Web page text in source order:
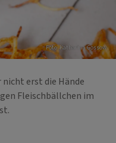
Foto: Katharina Gossow
erst die Hände
Fleischbällchen im